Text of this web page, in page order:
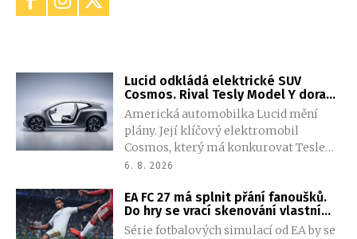
Lucid odkládá elektrické SUV
Cosmos. Rival Tesly Model Y dorazí
později, automobilka nechce
opakovat staré chyby
Americká automobilka Lucid mění
plány. Její klíčový elektromobil
Cosmos, který má konkurovat Tesle
Model Y, se opozdí zhruba o dva roky.
přednost kvalitě před rychlým
uvedením na trh.
6. 8. 2026
EA FC 27 má splnit přání fanoušků.
Do hry se vrací skenování vlastní
tváře
Série fotbalových simulací od EA by se